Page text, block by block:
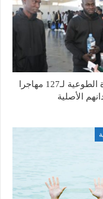
تأمين العودة الطوعية لـ127 مهاجرا
الأصلية